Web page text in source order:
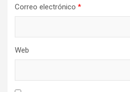
Correo electrónico *
Web